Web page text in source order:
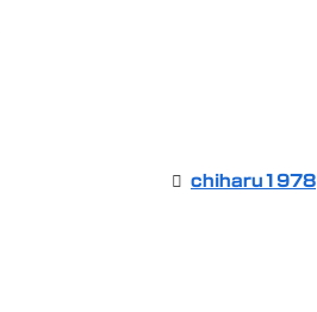
chiharu1978